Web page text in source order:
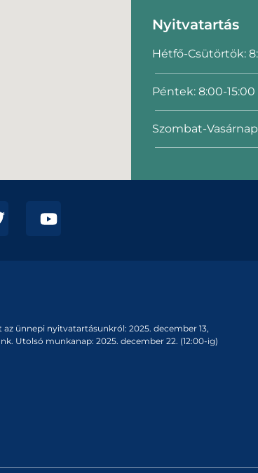
Nyitvatartás
Hétfő-Csütörtök:
Péntek: 8:00-15:00
Szombat-
ünnepi nyitvatartásunkról: 2025. december 13,
Utolsó munkanap: 2025. december 22. (12:00-ig)